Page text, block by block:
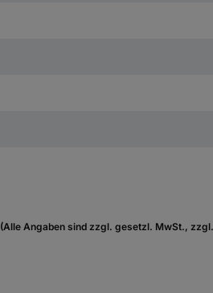
(Alle Angaben sind zzgl. gesetzl. MwSt.,